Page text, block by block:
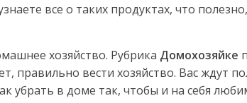
все о таких продуктах, что
хозяйство. Рубрика Домохозяйке
правильно вести хозяйство. Вас ждут
убрать в доме так, чтобы и на себя